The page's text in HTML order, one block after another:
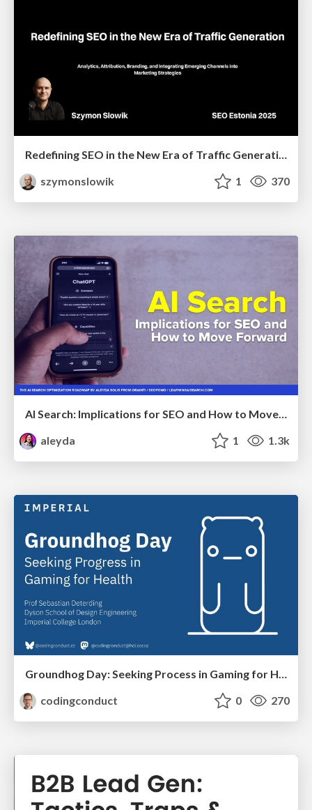
Redefining SEO in the New Era of Traffic Generation
szymonslowik
1 370
AI Search: Implications for SEO and How to Move Forward - #ShenzhenSEOConference
aleyda
1 1.3k
codingconduct
0 270